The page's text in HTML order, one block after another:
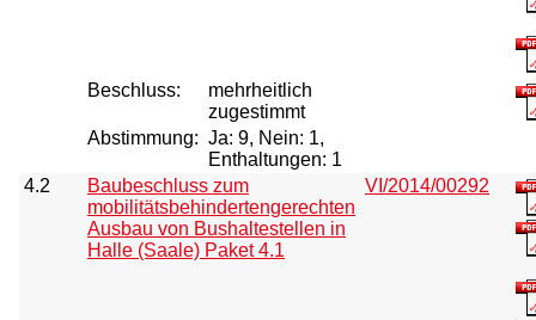
Beschluss:
mehrheitlich
zugestimmt
Abstimmung: Ja: 9, Nein: 1,
Enthaltungen: 1
4.2
Baubeschluss zum
mobilitätsbehindertengerechten
Ausbau von Bushaltestellen in
Halle (Saale) Paket 4.1
VI/2014/00292